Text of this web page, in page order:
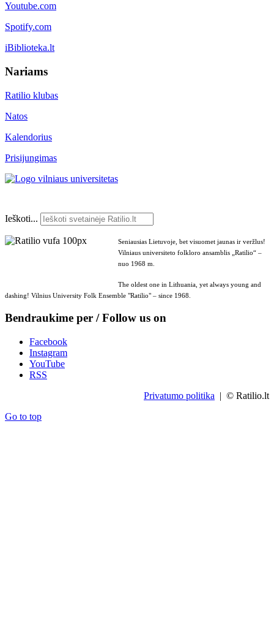
Youtube.com
Spotify.com
iBiblioteka.lt
Nariams
Ratilio klubas
Natos
Kalendorius
Prisijungimas
Ieškoti...
Seniausias Lietuvoje, bet visuomet jaunas ir veržlus!
Vilniaus universiteto folkloro ansamblis „Ratilio“ –
nuo 1968 m.
The oldest one in Lithuania, yet always young and
dashing! Vilnius University Folk Ensemble "Ratilio" – since 1968.
Bendraukime per / Follow us on
Facebook
Instagram
YouTube
RSS
Privatumo politika | © Ratilio.lt
Go to top